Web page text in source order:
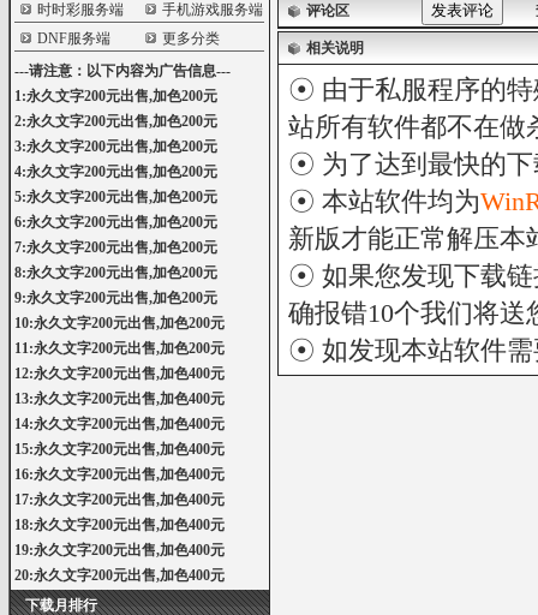
时时彩服务端
手机游戏服务端
DNF服务端
更多分类
---请注意：以下内容为广告信息---
1:永久文字200元出售,加色200元
2:永久文字200元出售,加色200元
3:永久文字200元出售,加色200元
4:永久文字200元出售,加色200元
5:永久文字200元出售,加色200元
6:永久文字200元出售,加色200元
7:永久文字200元出售,加色200元
8:永久文字200元出售,加色200元
9:永久文字200元出售,加色200元
10:永久文字200元出售,加色200元
11:永久文字200元出售,加色200元
12:永久文字200元出售,加色400元
13:永久文字200元出售,加色400元
14:永久文字200元出售,加色400元
15:永久文字200元出售,加色400元
16:永久文字200元出售,加色400元
17:永久文字200元出售,加色400元
18:永久文字200元出售,加色400元
19:永久文字200元出售,加色400元
20:永久文字200元出售,加色400元
下载月排行
评论区
相关说明
☉ 由于私服程序的特
站所有软件都不在做
☉ 为了达到最快的
☉ 本站软件均为
新版才能正常解压本
☉ 如果您发现下载链
确报错10个我们将送
☉ 如发现本站软件